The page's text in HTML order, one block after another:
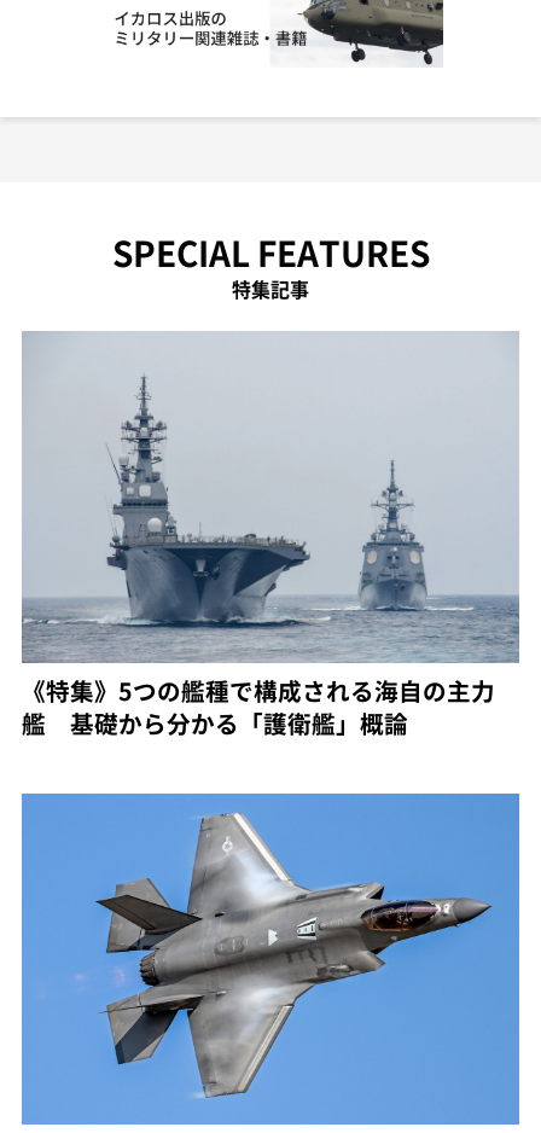
SPECIAL FEATURES
特集記事
《特集》5つの艦種で構成される海自の主力
艦 基礎から分かる「護衛艦」概論